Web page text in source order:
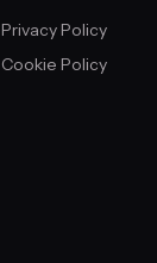
Privacy Policy
Cookie Policy